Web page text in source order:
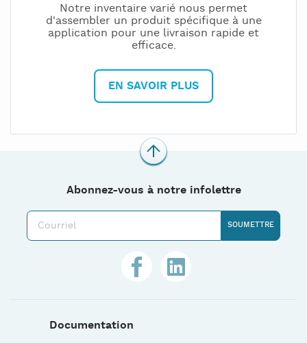
Notre inventaire varié nous permet
d'assembler un produit spécifique à une
application pour une livraison rapide et
efficace.
EN SAVOIR PLUS
Abonnez-vous à notre infolettre
Documentation